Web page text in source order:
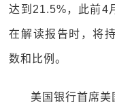
达到21.5%，此前4
在解读报告时，将
数和比例。
美国银行首席